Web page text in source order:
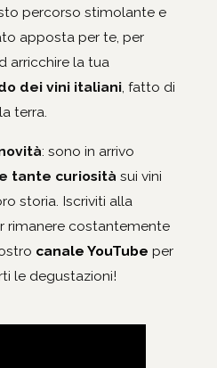
percorso stimolante e
apposta per te, per
arricchire la tua
dei vini italiani, fatto di
terra.
: sono in arrivo
tante curiosità sui vini
storia. Iscriviti alla
rimanere costantemente
canale YouTube per
le degustazioni!